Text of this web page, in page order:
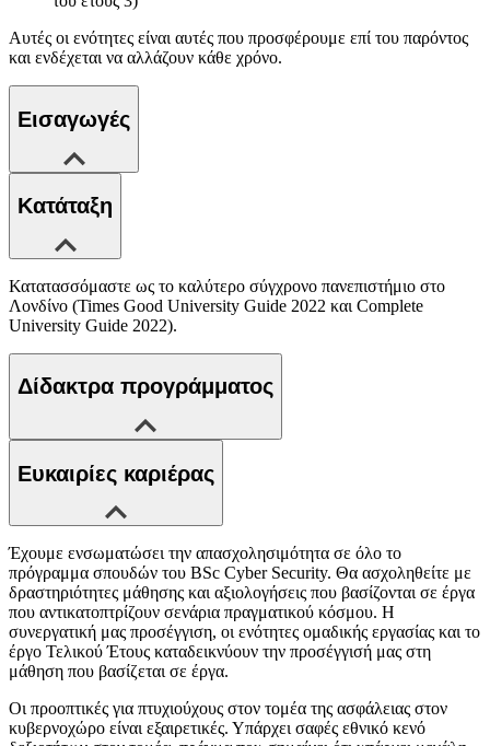
Αυτές οι ενότητες είναι αυτές που προσφέρουμε επί του παρόντος
και ενδέχεται να αλλάζουν κάθε χρόνο.
Εισαγωγές
Κατάταξη
Κατατασσόμαστε ως το καλύτερο σύγχρονο πανεπιστήμιο στο
Λονδίνο (Times Good University Guide 2022 και Complete
University Guide 2022).
Δίδακτρα προγράμματος
Ευκαιρίες καριέρας
Έχουμε ενσωματώσει την απασχολησιμότητα σε όλο το
πρόγραμμα σπουδών του BSc Cyber Security. Θα ασχοληθείτε με
δραστηριότητες μάθησης και αξιολογήσεις που βασίζονται σε έργα
που αντικατοπτρίζουν σενάρια πραγματικού κόσμου. Η
συνεργατική μας προσέγγιση, οι ενότητες ομαδικής εργασίας και το
έργο Τελικού Έτους καταδεικνύουν την προσέγγισή μας στη
μάθηση που βασίζεται σε έργα.
Οι προοπτικές για πτυχιούχους στον τομέα της ασφάλειας στον
κυβερνοχώρο είναι εξαιρετικές. Υπάρχει σαφές εθνικό κενό